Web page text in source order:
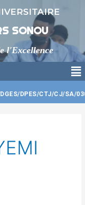
SONOU
l'Excellence
SA/030SGG20 |